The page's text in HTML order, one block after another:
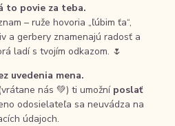
to povie za teba.
– ruže hovoria „ľúbim ťa“,
a gerbery znamenajú radosť a
ladí s tvojím odkazom. 🌷
uvedenia mena.
nás 💚) ti umožní poslať
odosielateľa sa neuvádza na
údajoch.